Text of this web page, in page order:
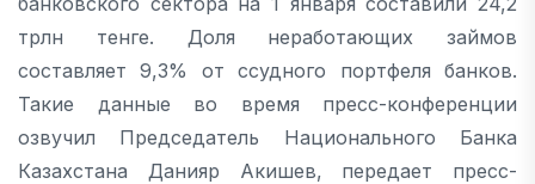
трлн тенге. Доля неработающих займов
составляет 9,3% от ссудного портфеля банков.
Такие данные во время пресс-конференции
озвучил Председатель Национального Банка
Казахстана Данияр Акишев, передает пресс-